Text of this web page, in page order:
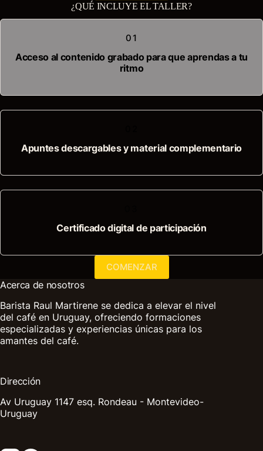
¿QUÉ INCLUYE EL TALLER?
01
Acceso al contenido grabado para que aprendas a tu
ritmo
Apuntes descargables y material complementario
Certificado digital de participación
COMENZAR
Acerca de nosotros
Barista Raul Martirene se dedica a elevar el nivel
del café en Uruguay, ofreciendo formaciones
especializadas y experiencias únicas para los
amantes del café.
Dirección
Av Uruguay 1147 esq. Rondeau - Montevideo-
Uruguay